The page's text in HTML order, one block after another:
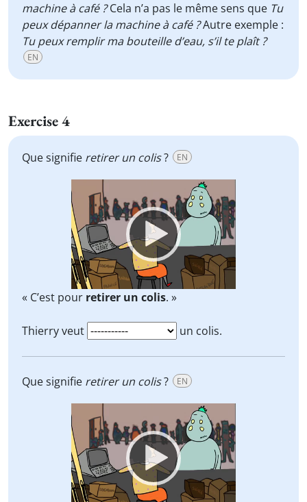
machine à café ?Cela n’a pas le même sens que Tu
peux dépanner la machine à café ?Autre exemple :
Tu peux remplir ma bouteille d’eau, s’il te plaît ?
EN
Exercise 4
Que signifie retirer un colis? EN
Video
Player
« C’est pour retirer un colis. »
Thierry veut un colis.
Que signifie retirer un colis? EN
Video
Player